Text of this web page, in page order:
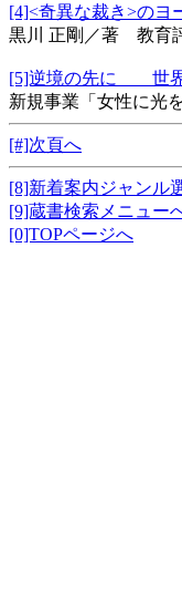
[4]<奇異な裁き>の
黒川 正剛／著 教育
[5]逆境の先に 世
新規事業「女性に光
[#]次頁へ
[8]新着案内ジャンル
[9]蔵書検索メニュー
[0]TOPページへ